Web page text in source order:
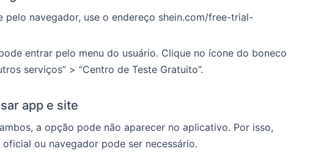
pelo navegador, use o endereço shein.com/free-trial-
entrar pelo menu do usuário. Clique no ícone do boneco
serviços” > “Centro de Teste Gratuito”.
app e site
a opção pode não aparecer no aplicativo. Por isso,
ou navegador pode ser necessário.